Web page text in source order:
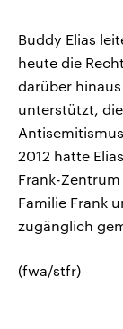
Buddy Elias
heute die
darüber
unterstützt,
2012 hatte
Frank-
Familie Frank
zugänglich
(fwa/stfr)